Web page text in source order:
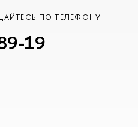
ПО ТЕЛЕФОНУ
19